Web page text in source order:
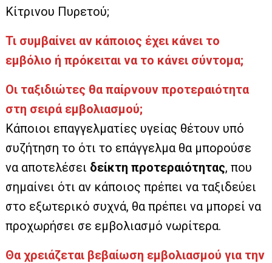
Κίτρινου Πυρετού;
Τι συμβαίνει αν κάποιος έχει κάνει το
εμβόλιο ή πρόκειται να το κάνει σύντομα;
Οι ταξιδιώτες θα παίρνουν προτεραιότητα
στη σειρά εμβολιασμού;
Κάποιοι επαγγελματίες υγείας θέτουν υπό
συζήτηση το ότι το επάγγελμα θα μπορούσε
να αποτελέσει δείκτη προτεραιότητας, που
σημαίνει ότι αν κάποιος πρέπει να ταξιδεύει
στο εξωτερικό συχνά, θα πρέπει να μπορεί να
προχωρήσει σε εμβολιασμό νωρίτερα.
Θα χρειάζεται βεβαίωση εμβολιασμού για την